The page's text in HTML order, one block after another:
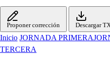
Proponer corrección Descargar
Inicio JORNADA PRIMERA
TERCERA